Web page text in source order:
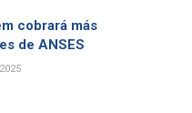
cobrará más
de ANSES